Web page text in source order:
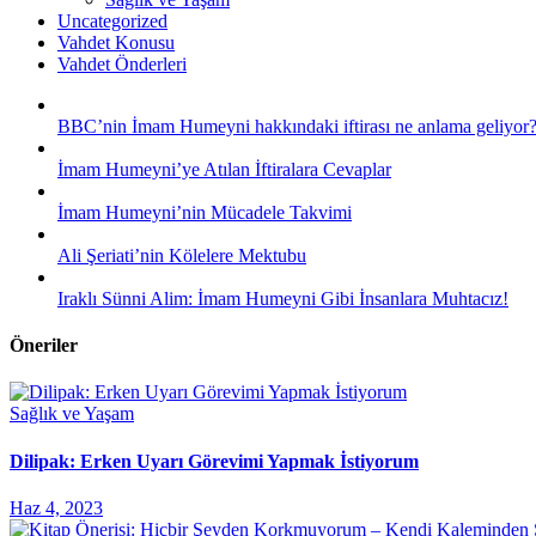
Uncategorized
Vahdet Konusu
Vahdet Önderleri
BBC’nin İmam Humeyni hakkındaki iftirası ne anlama geliyor?
İmam Humeyni’ye Atılan İftiralara Cevaplar
İmam Humeyni’nin Mücadele Takvimi
Ali Şeriati’nin Kölelere Mektubu
Iraklı Sünni Alim: İmam Humeyni Gibi İnsanlara Muhtacız!
Öneriler
Sağlık ve Yaşam
Dilipak: Erken Uyarı Görevimi Yapmak İstiyorum
Haz 4, 2023